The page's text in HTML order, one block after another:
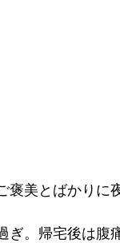
褒美とばかりに
ぎ。帰宅後は腹